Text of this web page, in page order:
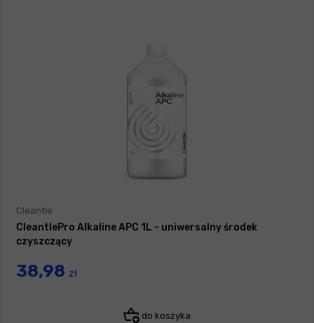
Cleantle
CleantlePro Alkaline APC 1L - uniwersalny środek
czyszczący
38,98 zł
do koszyka